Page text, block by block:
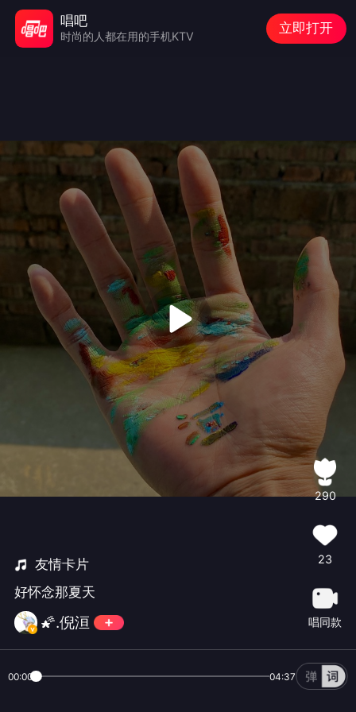
友情卡片
好怀念那夏天
🌠.倪洹
290
23
唱同款
00:00 04:37
唱吧
时尚的人都在用的手机KTV
立即打开